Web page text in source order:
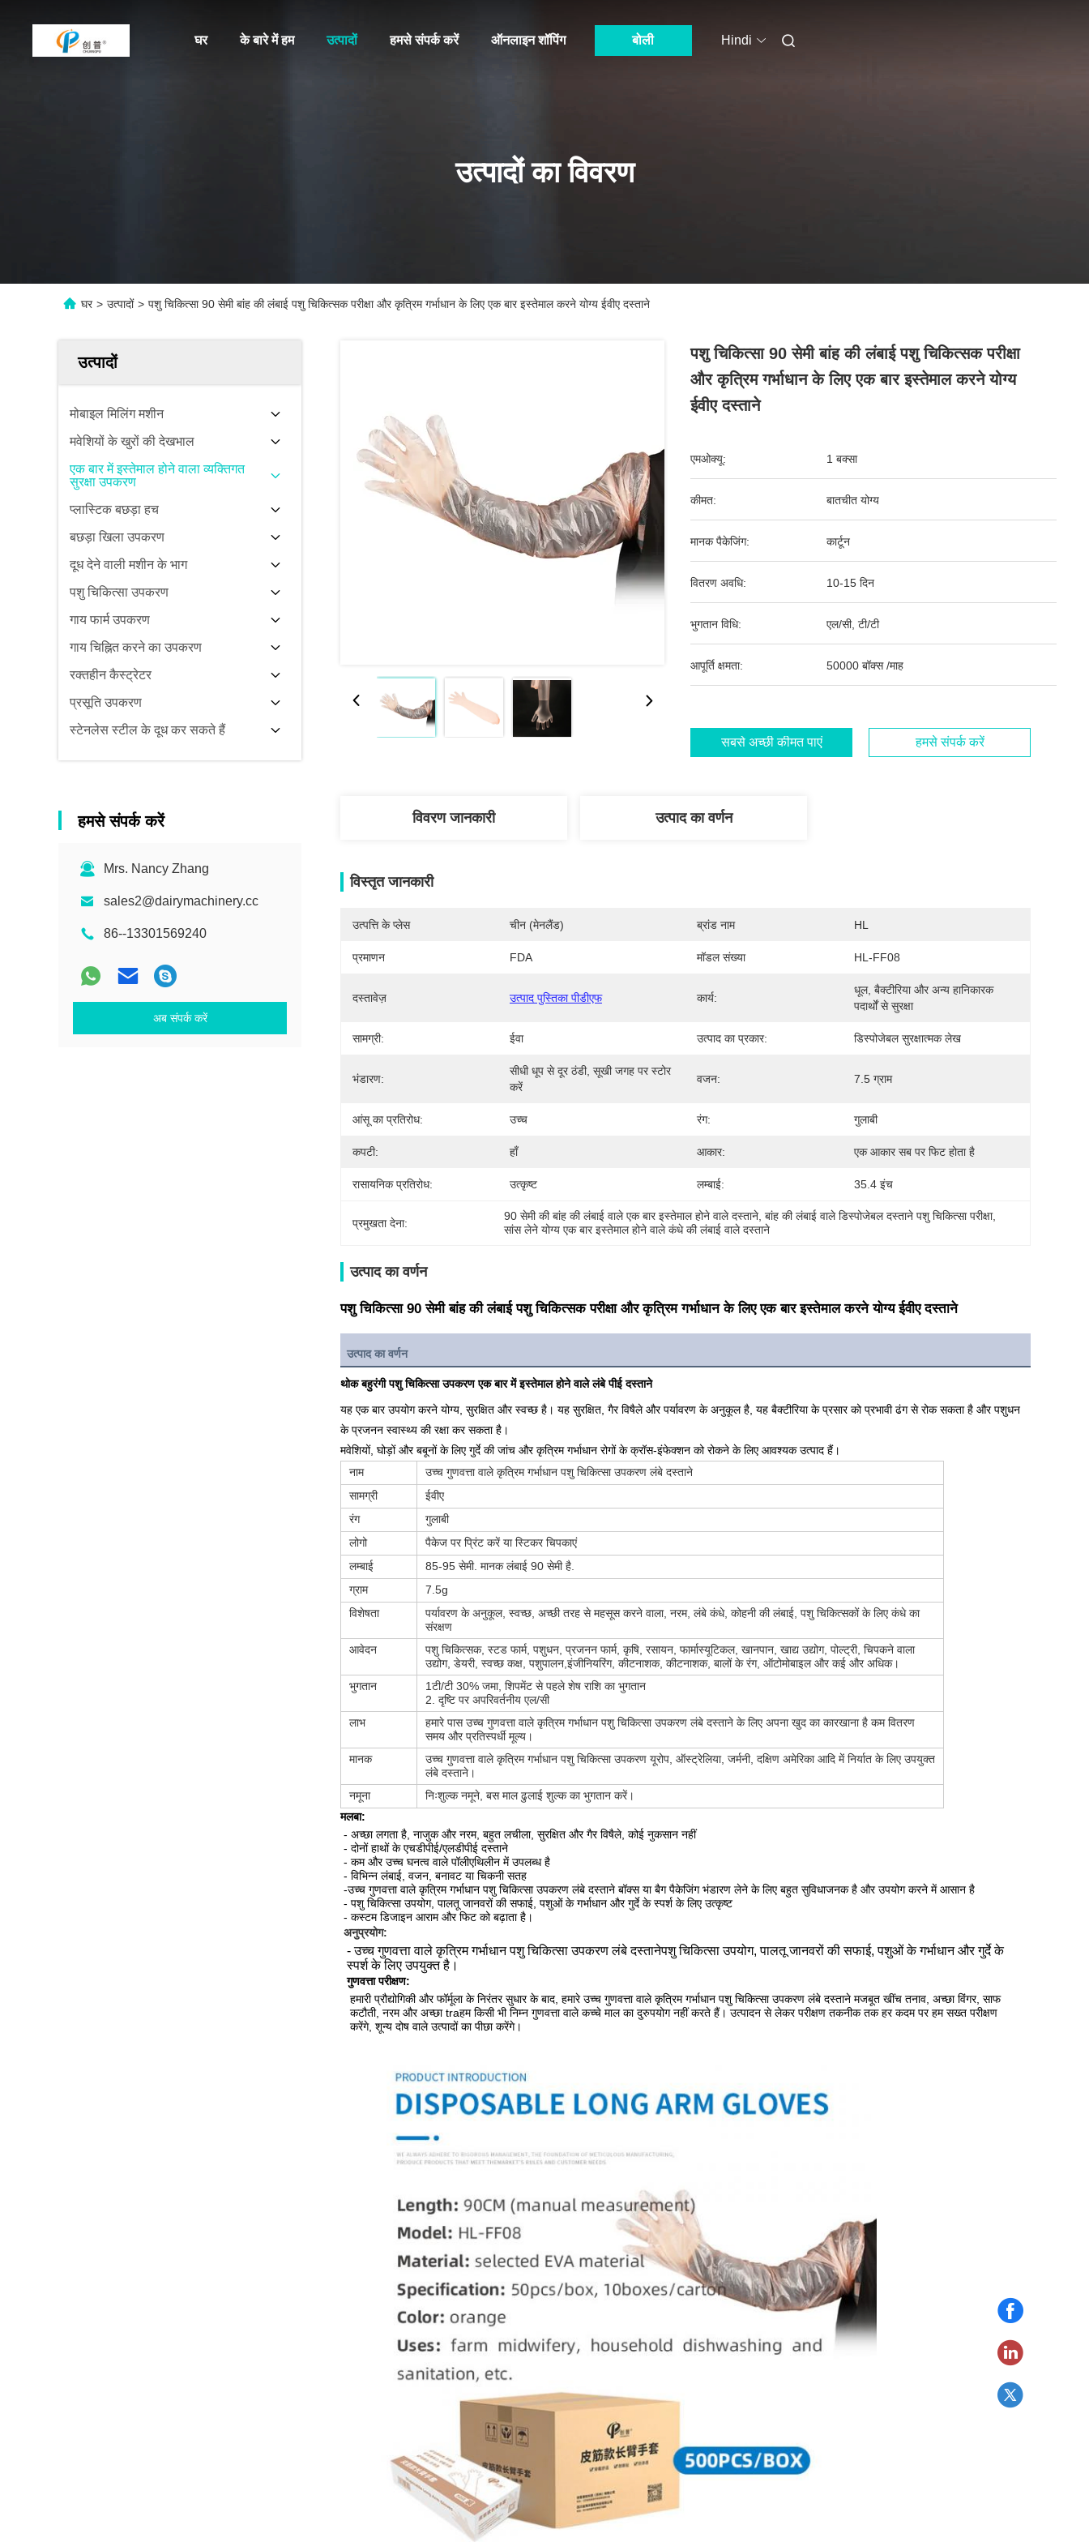
घर के बारे में हम उत्पादों हमसे संपर्क करें ऑनलाइन शॉपिंग बोली Hindi
उत्पादों का विवरण
घर > उत्पादों > पशु चिकित्सा 90 सेमी बांह की लंबाई पशु चिकित्सक परीक्षा और कृत्रिम गर्भाधान के लिए एक बार इस्तेमाल करने योग्य ईवीए दस्ताने
उत्पादों
मोबाइल मिलिंग मशीन
मवेशियों के खुरों की देखभाल
एक बार में इस्तेमाल होने वाला व्यक्तिगत
सुरक्षा उपकरण
प्लास्टिक बछड़ा हच
बछड़ा खिला उपकरण
दूध देने वाली मशीन के भाग
पशु चिकित्सा उपकरण
गाय फार्म उपकरण
गाय चिह्नित करने का उपकरण
रक्तहीन कैस्ट्रेटर
प्रसूति उपकरण
स्टेनलेस स्टील के दूध कर सकते हैं
हमसे संपर्क करें
Mrs. Nancy Zhang
sales2@dairymachinery.cc
86--13301569240
अब संपर्क करें
पशु चिकित्सा 90 सेमी बांह की लंबाई पशु चिकित्सक परीक्षा
और कृत्रिम गर्भाधान के लिए एक बार इस्तेमाल करने योग्य
ईवीए दस्ताने
एमओक्यू: 1 बक्सा
कीमत: बातचीत योग्य
मानक पैकेजिंग: कार्टून
वितरण अवधि: 10-15 दिन
भुगतान विधि: एल/सी, टी/टी
आपूर्ति क्षमता: 50000 बॉक्स /माह
सबसे अच्छी कीमत पाएं हमसे संपर्क करें
विवरण जानकारी उत्पाद का वर्णन
विस्तृत जानकारी
उत्पत्ति के प्लेस चीन (मेनलैंड) ब्रांड नाम HL
प्रमाणन FDA मॉडल संख्या HL-FF08
दस्तावेज़ उत्पाद पुस्तिका पीडीएफ कार्य:
धूल, बैक्टीरिया और अन्य हानिकारक
पदार्थों से सुरक्षा
सामग्री: ईवा उत्पाद का प्रकार: डिस्पोजेबल सुरक्षात्मक लेख
भंडारण:
सीधी धूप से दूर ठंडी, सूखी जगह पर स्टोर
करें
वजन: 7.5 ग्राम
आंसू का प्रतिरोध: उच्च रंग: गुलाबी
कपटी: हाँ आकार: एक आकार सब पर फिट होता है
रासायनिक प्रतिरोध: उत्कृष्ट लम्बाई: 35.4 इंच
प्रमुखता देना:
90 सेमी की बांह की लंबाई वाले एक बार इस्तेमाल होने वाले दस्ताने , बांह की लंबाई वाले डिस्पोजेबल दस्ताने पशु चिकित्सा परीक्षा,
सांस लेने योग्य एक बार इस्तेमाल होने वाले कंधे की लंबाई वाले दस्ताने
उत्पाद का वर्णन
पशु चिकित्सा 90 सेमी बांह की लंबाई पशु चिकित्सक परीक्षा और कृत्रिम गर्भाधान के लिए एक बार इस्तेमाल करने योग्य ईवीए दस्ताने
उत्पाद का वर्णन
थोक बहुरंगी पशु चिकित्सा उपकरण एक बार में इस्तेमाल होने वाले लंबे पीई दस्ताने
यह एक बार उपयोग करने योग्य, सुरक्षित और स्वच्छ है। यह सुरक्षित, गैर विषैले और पर्यावरण के अनुकूल है, यह बैक्टीरिया के प्रसार को प्रभावी ढंग से रोक सकता है और पशुधन
के प्रजनन स्वास्थ्य की रक्षा कर सकता है।
मवेशियों, घोड़ों और बबूनों के लिए गुर्दे की जांच और कृत्रिम गर्भाधान रोगों के क्रॉस-इंफेक्शन को रोकने के लिए आवश्यक उत्पाद हैं।
नाम
उच्च गुणवत्ता वाले कृत्रिम गर्भाधान पशु चिकित्सा उपकरण लंबे दस्ताने
सामग्री
ईवीए
रंग
गुलाबी
लोगो
पैकेज पर प्रिंट करें या स्टिकर चिपकाएं
लम्बाई
85-95 सेमी. मानक लंबाई 90 सेमी है.
ग्राम
7.5g
विशेषता
पर्यावरण के अनुकूल, स्वच्छ, अच्छी तरह से महसूस करने वाला, नरम, लंबे कंधे, कोहनी की लंबाई, पशु चिकित्सकों के लिए कंधे का
संरक्षण
आवेदन
पशु चिकित्सक, स्टड फार्म, पशुधन, प्रजनन फार्म, कृषि, रसायन, फार्मास्यूटिकल, खानपान, खाद्य उद्योग, पोल्ट्री, चिपकने वाला
उद्योग, डेयरी, स्वच्छ कक्ष, पशुपालन,इंजीनियरिंग, कीटनाशक, कीटनाशक, बालों के रंग, ऑटोमोबाइल और कई और अधिक।
भुगतान
1टी/टी 30% जमा, शिपमेंट से पहले शेष राशि का भुगतान
2. दृष्टि पर अपरिवर्तनीय एल/सी
लाभ
हमारे पास उच्च गुणवत्ता वाले कृत्रिम गर्भाधान पशु चिकित्सा उपकरण लंबे दस्ताने के लिए अपना खुद का कारखाना है कम वितरण
समय और प्रतिस्पर्धी मूल्य।
मानक
उच्च गुणवत्ता वाले कृत्रिम गर्भाधान पशु चिकित्सा उपकरण यूरोप, ऑस्ट्रेलिया, जर्मनी, दक्षिण अमेरिका आदि में निर्यात के लिए उपयुक्त
लंबे दस्ताने।
नमूना
निःशुल्क नमूने, बस माल ढुलाई शुल्क का भुगतान करें।
मलबा:
- अच्छा लगता है, नाजुक और नरम, बहुत लचीला, सुरक्षित और गैर विषैले, कोई नुकसान नहीं
- दोनों हाथों के एचडीपीई/एलडीपीई दस्ताने
- कम और उच्च घनत्व वाले पॉलीएथिलीन में उपलब्ध है
- विभिन्न लंबाई, वजन, बनावट या चिकनी सतह
-उच्च गुणवत्ता वाले कृत्रिम गर्भाधान पशु चिकित्सा उपकरण लंबे दस्ताने बॉक्स या बैग पैकेजिंग भंडारण लेने के लिए बहुत सुविधाजनक है और उपयोग करने में आसान है
- पशु चिकित्सा उपयोग, पालतू जानवरों की सफाई, पशुओं के गर्भाधान और गुर्दे के स्पर्श के लिए उत्कृष्ट
- कस्टम डिजाइन आराम और फिट को बढ़ाता है।
अनुप्रयोग:
- उच्च गुणवत्ता वाले कृत्रिम गर्भाधान पशु चिकित्सा उपकरण लंबे दस्तानेपशु चिकित्सा उपयोग, पालतू जानवरों की सफाई, पशुओं के गर्भाधान और गुर्दे के
स्पर्श के लिए उपयुक्त है।
गुणवत्ता परीक्षण:
हमारी प्रौद्योगिकी और फॉर्मूला के निरंतर सुधार के बाद, हमारे उच्च गुणवत्ता वाले कृत्रिम गर्भाधान पशु चिकित्सा उपकरण लंबे दस्ताने मजबूत खींच तनाव, अच्छा विंगर, साफ
कटौती, नरम और अच्छा traहम किसी भी निम्न गुणवत्ता वाले कच्चे माल का दुरुपयोग नहीं करते हैं। उत्पादन से लेकर परीक्षण तकनीक तक हर कदम पर हम सख्त परीक्षण
करेंगे, शून्य दोष वाले उत्पादों का पीछा करेंगे।